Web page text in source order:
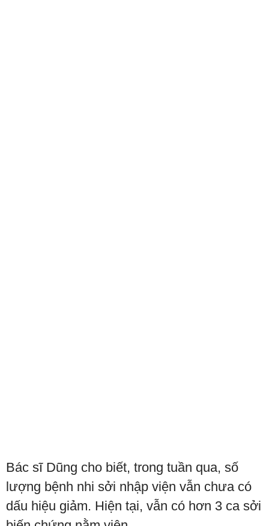
Bác sĩ Dũng cho biết, trong tuần qua, số
lượng bệnh nhi sởi nhập viện vẫn chưa có
dấu hiệu giảm. Hiện tại, vẫn có hơn 3 ca sởi